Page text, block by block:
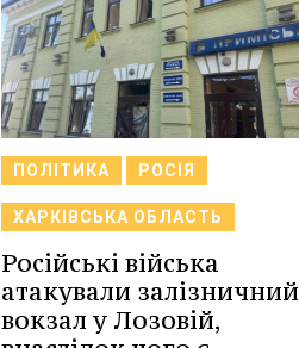
ПОЛІТИКА РОСІЯ
ХАРКІВСЬКА ОБЛАСТЬ
Російські війська
атакували залізничний
вокзал у Лозовій,